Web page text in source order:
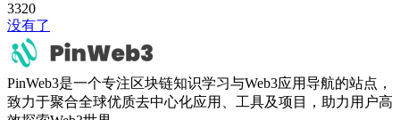
3320
没有了
PinWeb3是一个专注区块链知识学习与Web3应用导航的站点，
致力于聚合全球优质去中心化应用、工具及项目，助力用户高